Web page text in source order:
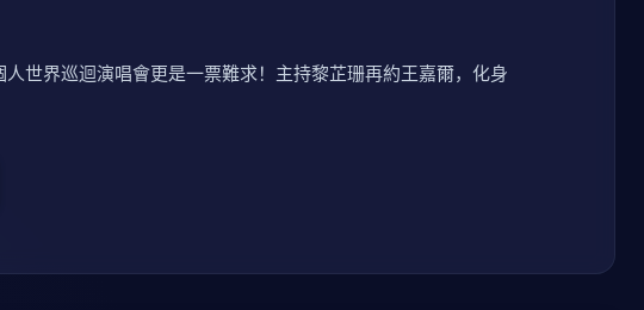
世界巡迴演唱會更是一票難求！主持黎芷珊再約王嘉爾，化身